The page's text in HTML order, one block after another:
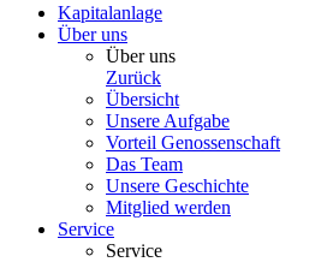
Kapitalanlage
Über uns
Über uns
Zurück
Übersicht
Unsere Aufgabe
Vorteil Genossenschaft
Das Team
Unsere Geschichte
Mitglied werden
Service
Service